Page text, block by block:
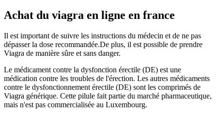
Achat du viagra en ligne en france
Il est important de suivre les instructions du médecin et de ne pas
dépasser la dose recommandée.De plus, il est possible de prendre
Viagra de manière sûre et sans danger.
Le médicament contre la dysfonction érectile (DE) est une
médication contre les troubles de l'érection. Les autres médicaments
contre le dysfonctionnement érectile (DE) sont les comprimés de
Viagra générique. Cette pilule fait partie du marché pharmaceutique,
mais n'est pas commercialisée au Luxembourg.